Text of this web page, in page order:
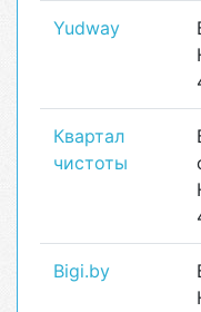
Yudway
Квартал
чистоты
Bigi.by